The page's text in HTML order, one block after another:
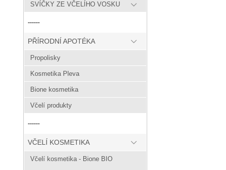
SVÍČKY ZE VČELÍHO VOSKU
------
PŘÍRODNÍ APOTÉKA
Propolisky
Kosmetika Pleva
Bione kosmetika
Včelí produkty
------
VČELÍ KOSMETIKA
Včelí kosmetika - Bione BIO